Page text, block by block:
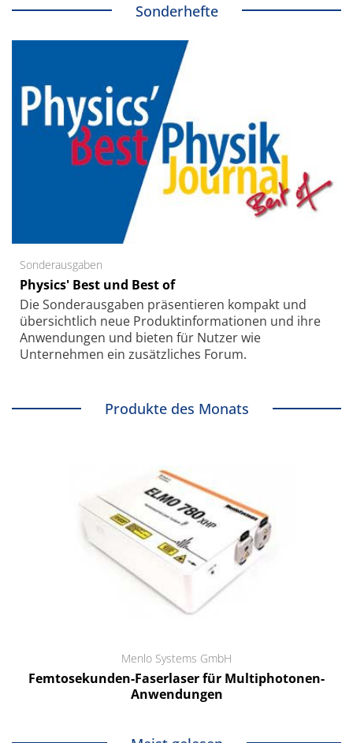
Sonderhefte
Sonderausgaben
Physics' Best und Best of
Die Sonder­ausgaben präsentieren kompakt und
übersichtlich neue Produkt­informationen und ihre
Anwendungen und bieten für Nutzer wie
Unternehmen ein zusätzliches Forum.
Produkte des Monats
Menlo Systems GmbH
Femtosekunden-Faserlaser für Multiphotonen-
Anwendungen